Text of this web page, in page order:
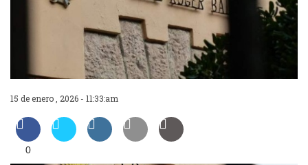
15 de enero , 2026 - 11:33:am
0